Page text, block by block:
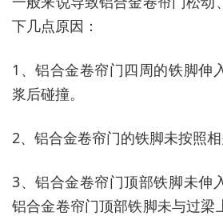
下几点原因：
1、铝合金卷帘门四周的铁脚伸
浆后碰撞。
2、铝合金卷帘门的铁脚未按照相
3、铝合金卷帘门顶部铁脚未伸
铝合金卷帘门顶部铁脚未与过梁